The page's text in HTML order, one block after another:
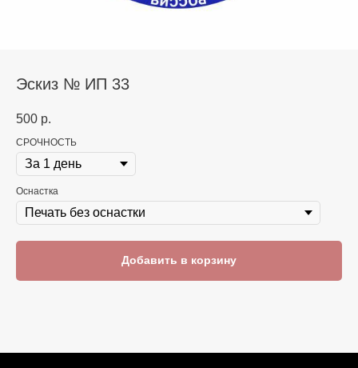
Эскиз № ИП 33
500 р.
СРОЧНОСТЬ
Оснастка
Добавить в корзину